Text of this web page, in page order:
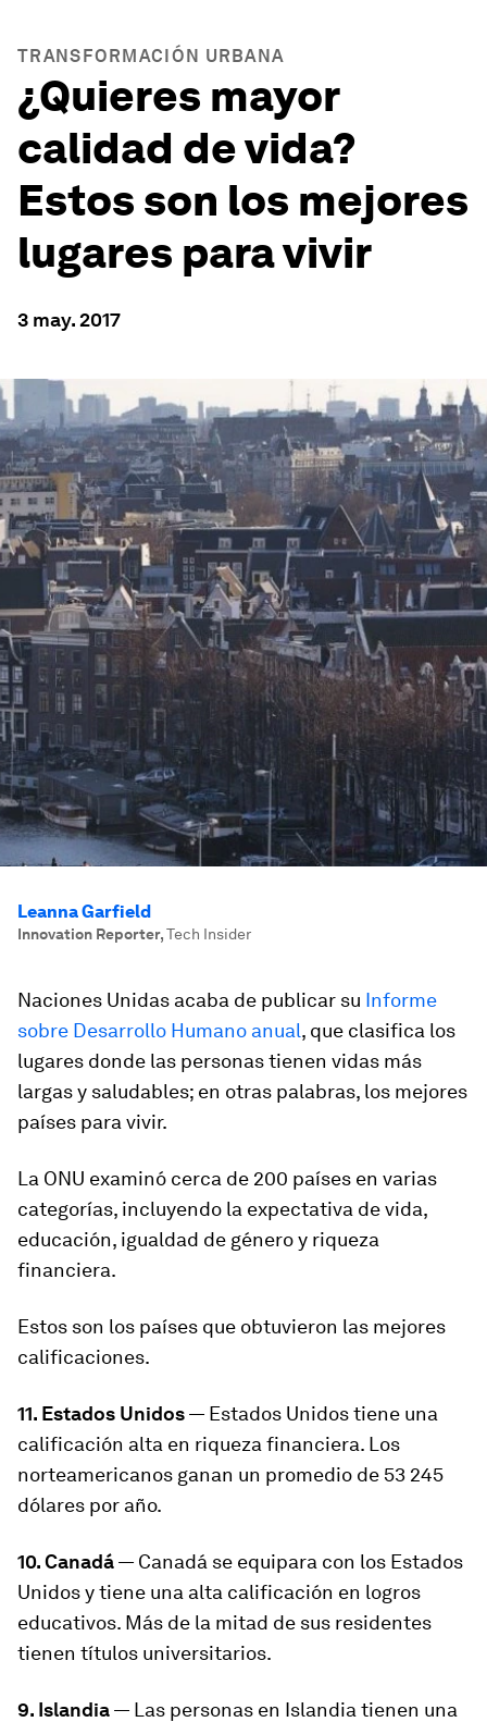
TRANSFORMACIÓN URBANA
¿Quieres mayor
calidad de vida?
Estos son los mejores
lugares para vivir
3 may. 2017
Leanna Garfield
Innovation Reporter,Tech Insider
Naciones Unidas acaba de publicar su Informe
sobre Desarrollo Humano anual, que clasifica los
lugares donde las personas tienen vidas más
largas y saludables; en otras palabras, los mejores
países para vivir.
La ONU examinó cerca de 200 países en varias
categorías, incluyendo la expectativa de vida,
educación, igualdad de género y riqueza
financiera.
Estos son los países que obtuvieron las mejores
calificaciones.
11. Estados Unidos— Estados Unidos tiene una
calificación alta en riqueza financiera. Los
norteamericanos ganan un promedio de 53 245
dólares por año.
10. Canadá— Canadá se equipara con los Estados
Unidos y tiene una alta calificación en logros
educativos. Más de la mitad de sus residentes
tienen títulos universitarios.
9. Islandia— Las personas en Islandia tienen una